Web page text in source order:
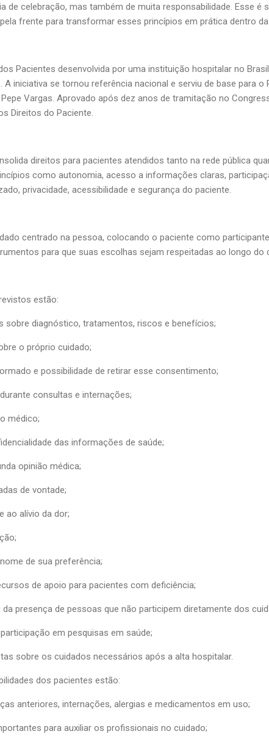
de celebração, mas também de muita responsabilidade. Esse é
frente para transformar esses princípios em prática dentro da
Pacientes desenvolvida por uma instituição hospitalar no
A iniciativa se tornou referência nacional e serviu de base para o
Vargas. Aprovado após dez anos de tramitação no
Direitos do Paciente.
direitos para pacientes atendidos tanto na rede pública
como autonomia, acesso a informações claras,
privacidade, acessibilidade e segurança do paciente.
centrado na pessoa, colocando o paciente como
para que suas escolhas sejam respeitadas ao longo do
estão:
sobre diagnóstico, tratamentos, riscos e benefícios;
o próprio cuidado;
e possibilidade de retirar esse consentimento;
consultas e internações;
médico;
das informações de saúde;
opinião médica;
de vontade;
ao alívio da dor;
de sua preferência;
de apoio para pacientes com deficiência;
presença de pessoas que não participem diretamente dos
em pesquisas em saúde;
sobre os cuidados necessários após a alta hospitalar.
dos pacientes estão:
anteriores, internações, alergias e medicamentos em uso;
para auxiliar os profissionais no cuidado;